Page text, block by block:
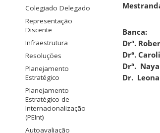
Colegiado Delegado
Representação
Discente
Infraestrutura
Resoluções
Planejamento
Estratégico
Planejamento
Estratégico de
Internacionalização
(PEInt)
Autoavaliação
Banca:
Drª.
Drª.
Drª.
Dr.